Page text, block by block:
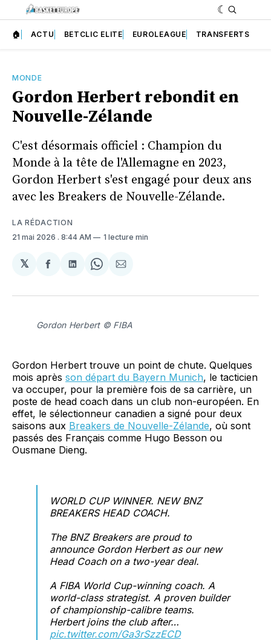
🏠 ACTU BETCLIC ELITE EUROLEAGUE TRANSFERTS
MONDE
Gordon Herbert rebondit en
Nouvelle-Zélande
C'est désormais officiel : Champion du
Monde à la tête de l'Allemagne en 2023,
Gordon Herbert s'est engagé pour deux ans
avec les Breakers de Nouvelle-Zélande.
LA RÉDACTION
21 mai 2026 . 8:44 AM 1 lecture min
𝕏
Partager
Facebook
Partager
LinkedIn
Share
WhatsApp
Partager
Courriel
Gordon Herbert © FIBA
Gordon Herbert trouve un point de chute. Quelques
mois après son départ du Bayern Munich, le tacticien
va occuper, pour la première fois de sa carrière, un
poste de head coach dans un club non-européen. En
effet, le sélectionneur canadien a signé pour deux
saisons aux Breakers de Nouvelle-Zélande, où sont
passés des Français comme Hugo Besson ou
Ousmane Dieng.
WORLD CUP WINNER. NEW BNZ
BREAKERS HEAD COACH.
The BNZ Breakers are proud to
announce Gordon Herbert as our new
Head Coach on a two-year deal.
A FIBA World Cup-winning coach. A
world-class strategist. A proven builder
of championship-calibre teams.
Herbert joins the club after…
pic.twitter.com/Ga3rSzzECD